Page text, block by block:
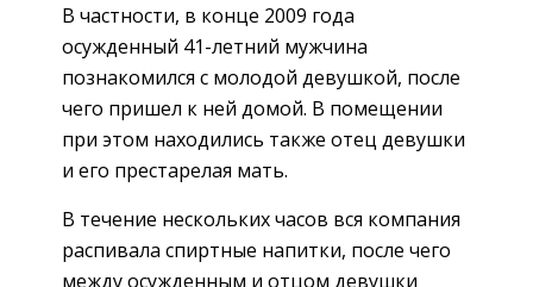
В частности, в конце 2009 года
осужденный 41-летний мужчина
познакомился с молодой девушкой, после
чего пришел к ней домой. В помещении
при этом находились также отец девушки
и его престарелая мать.
В течение нескольких часов вся компания
распивала спиртные напитки, после чего
между осужденным и отцом девушки